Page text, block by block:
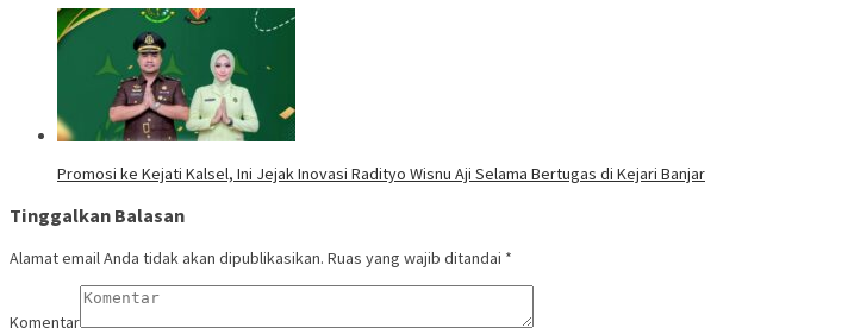
Promosi ke Kejati Kalsel, Ini Jejak Inovasi Radityo Wisnu Aji Selama Bertugas di Kejari Banjar
Tinggalkan Balasan
Alamat email Anda tidak akan dipublikasikan. Ruas yang wajib ditandai *
Komentar